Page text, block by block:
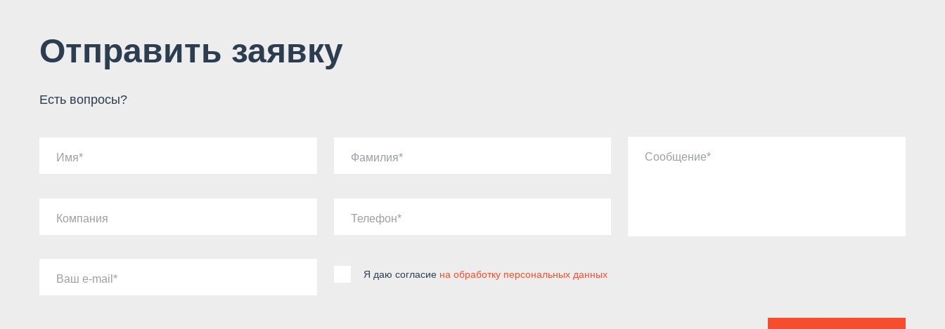
Отправить заявку
Есть вопросы?
Имя Фамилия
Компания Телефон
Ваш e-mail
Сообщение
Я даю согласие на обработку персональных данных